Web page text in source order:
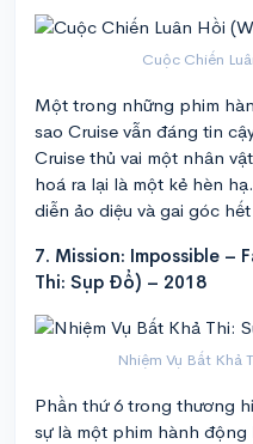
Cuộc Chiến
Một trong những phim
sao Cruise vẫn đáng tin
Cruise thủ vai một nhân
hoá ra lại là một kẻ hèn
diễn ảo diệu và gai góc
7. Mission: Impossible –
Thi: Sụp Đổ) – 2018
Nhiệm Vụ Bất Khả
Phần thứ 6 trong thương
sự là một phim hành